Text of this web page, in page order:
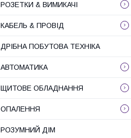
РОЗЕТКИ & ВИМИКАЧІ
КАБЕЛЬ & ПРОВІД
ДРІБНА ПОБУТОВА ТЕХНІКА
АВТОМАТИКА
ЩИТОВЕ ОБЛАДНАННЯ
ОПАЛЕННЯ
РОЗУМНИЙ ДІМ